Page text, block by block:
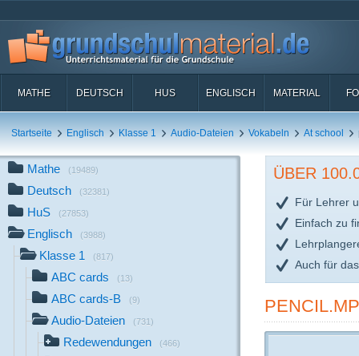
MATHE DEUTSCH HUS ENGLISCH MATERIAL
Startseite Englisch Klasse 1 Audio-Dateien Vokabeln At school
Mathe (19489)
Deutsch (32381)
HuS (27853)
Englisch (3988)
Klasse 1 (817)
ABC cards (13)
ABC cards-B (9)
Audio-Dateien (731)
Redewendungen (466)
ÜBER
Für Lehrer
Einfach zu
Auch für